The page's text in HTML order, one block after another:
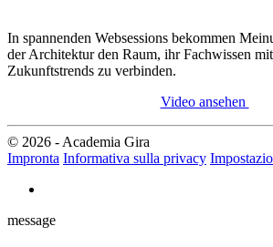
In spannenden Websessions bekommen
der Architektur den Raum, ihr Fachwissen
Zukunftstrends zu verbinden.
Video ansehen
© 2026 - Academia Gira
Impronta Informativa sulla privacy
message